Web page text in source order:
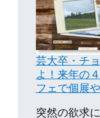
芸大卒・チ
よ！来年の
フェで個展
突然の欲求